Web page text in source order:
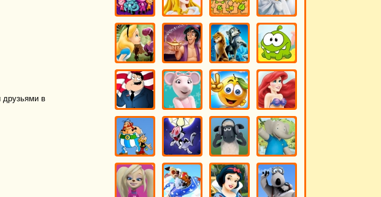
друзьями в